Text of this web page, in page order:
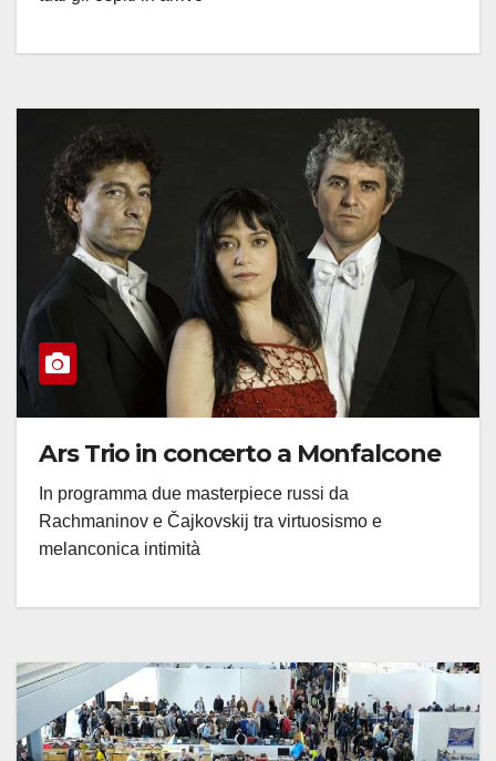
Ars Trio in concerto a Monfalcone
In programma due masterpiece russi da
Rachmaninov e Čajkovskij tra virtuosismo e
melanconica intimità